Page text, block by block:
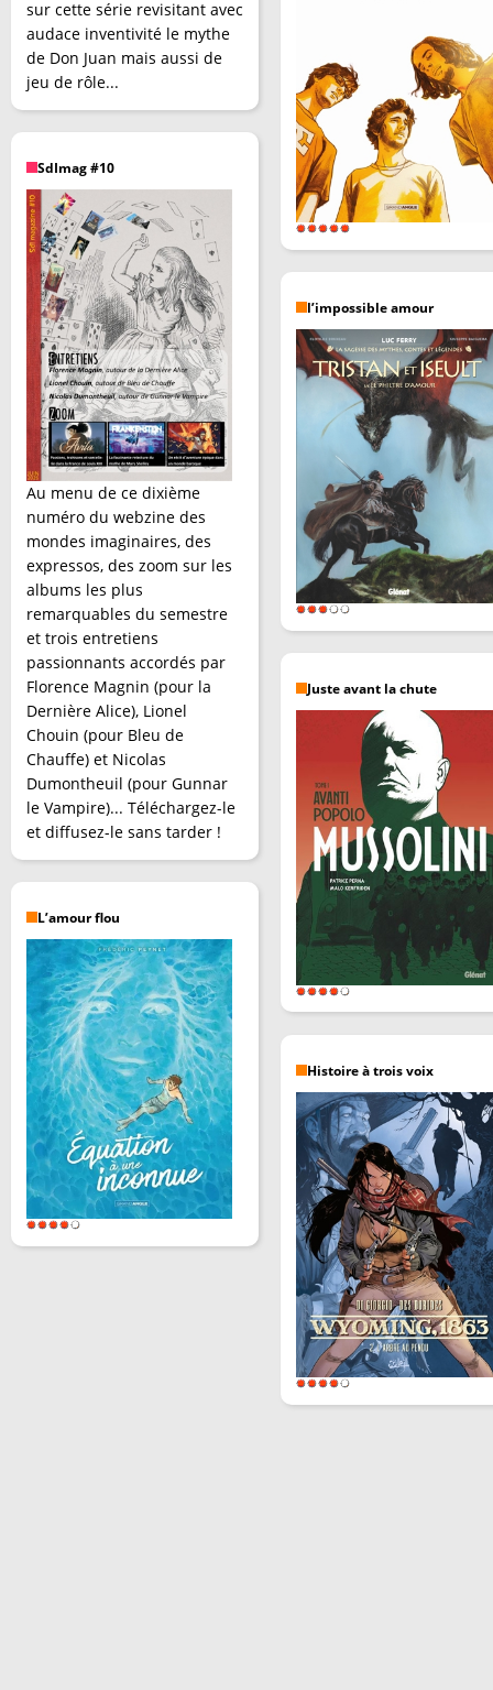
sur cette série revisitant avec
audace inventivité le mythe
de Don Juan mais aussi de
jeu de rôle...
SdImag #10
Au menu de ce dixième
numéro du webzine des
mondes imaginaires, des
expressos, des zoom sur les
albums les plus
remarquables du semestre
et trois entretiens
passionnants accordés par
Florence Magnin (pour la
Dernière Alice), Lionel
Chouin (pour Bleu de
Chauffe) et Nicolas
Dumontheuil (pour Gunnar
le Vampire)... Téléchargez-le
et diffusez-le sans tarder !
L’amour flou
l’impossible amour
Juste avant la chute
Histoire à trois voix